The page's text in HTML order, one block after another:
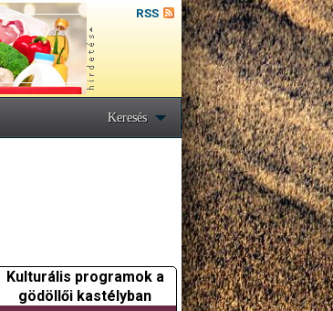
RSS
Keresés
Kulturális programok a
gödöllői kastélyban